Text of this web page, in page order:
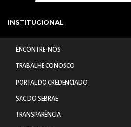
INSTITUCIONAL
ENCONTRE-NOS
TRABALHE CONOSCO
PORTAL DO CREDENCIADO
SAC DO SEBRAE
TRANSPARÊNCIA